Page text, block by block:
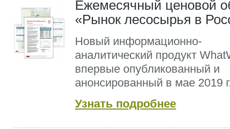
Ежемесячный ценовой
«Рынок лесосырья в
Новый информационно-
аналитический продукт
впервые опубликованный и
анонсированный в мае 2019
Узнать подробнее